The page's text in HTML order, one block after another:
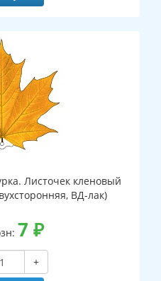
Листочек кленовый
ВД-лак)
7 ₽
+